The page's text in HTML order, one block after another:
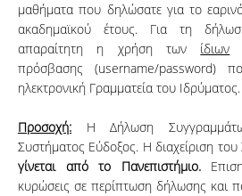
μαθήματα που δηλώσατε για το
ακαδημαϊκού έτους. Για τη
απαραίτητη η χρήση των ίδιων
πρόσβασης (username/password)
ηλεκτρονική Γραμματεία του Ιδρύματος.
Προσοχή: Η Δήλωση
Συστήματος Εύδοξος. Η διαχείριση
γίνεται από το Πανεπιστήμιο.
κυρώσεις σε περίπτωση δήλωσης και